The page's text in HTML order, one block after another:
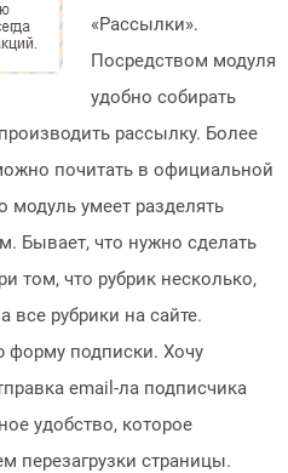
«Рассылки».
Посредством модуля
удобно собирать
рассылку. Более
почитать в официальной
модуль умеет разделять
Бывает, что нужно сделать
том, что рубрик несколько,
все рубрики на сайте.
форму подписки. Хочу
email-ла подписчика
удобство, которое
перезагрузки страницы.